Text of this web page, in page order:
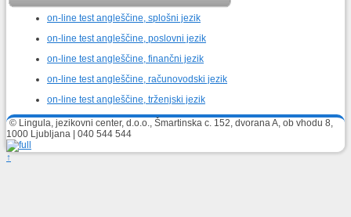
on-line test angleščine, splošni jezik
on-line test angleščine, poslovni jezik
on-line test angleščine, finančni jezik
on-line test angleščine, računovodski jezik
on-line test angleščine, trženjski jezik
© Lingula, jezikovni center, d.o.o., Šmartinska c. 152, dvorana A, ob vhodu 8,
1000 Ljubljana | 040 544 544
↑